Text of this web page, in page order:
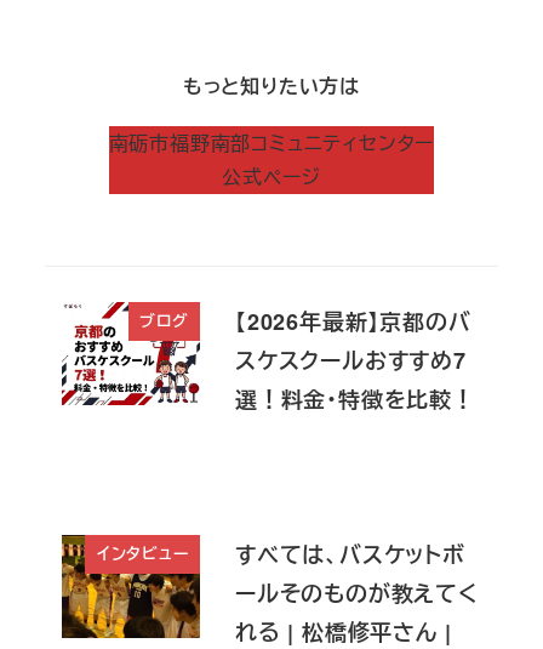
もっと知りたい方は
南砺市福野南部コミュニティセンター
公式ページ
ブログ
【2026年最新】京都のバ
スケスクールおすすめ7
選！料金・特徴を比較！
インタビュー
すべては、バスケットボ
ールそのものが教えてく
れる | 松橋修平さん |